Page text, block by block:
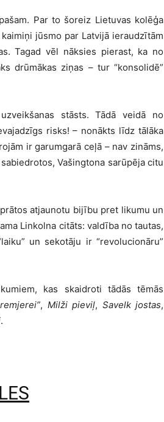
Par to šoreiz Lietuvas kolēģa
jūsmo par Latvijā ieraudzītām
Tagad vēl nāksies pierast, ka no
drūmākas ziņas – tur “konsolidē”
stāsts. Tādā veidā no
risks! – nonākts līdz tālāka
ir garumgarā ceļā – nav zināms,
Vašingtona sarūpēja citu
atjaunotu bijību pret likumu un
Linkolna citāts: valdība no tautas,
un sekotāju ir “revolucionāru”
kas skaidroti tādās tēmās
, Milži pieviļ, Savelk jostas,
.